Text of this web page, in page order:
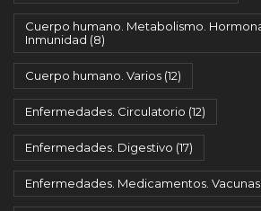
Cuerpo humano. Metabolismo.
Inmunidad (8)
Cuerpo humano. Varios (12)
Enfermedades. Circulatorio (12)
Enfermedades. Digestivo (17)
Enfermedades. Medicamentos. Vacunas